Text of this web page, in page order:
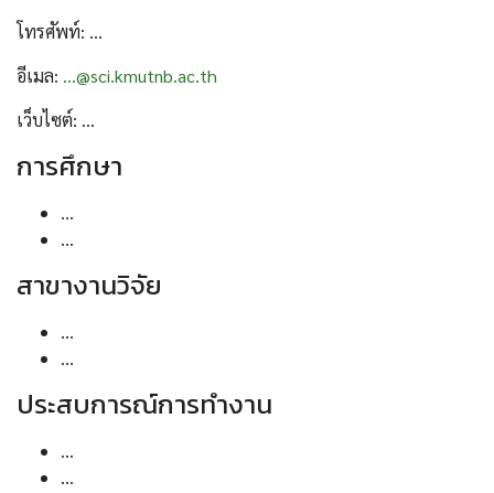
โทรศัพท์: ...
อีเมล: ...@sci.kmutnb.ac.th
เว็บไซต์: ...
การศึกษา
...
...
สาขางานวิจัย
...
...
ประสบการณ์การทำงาน
...
...